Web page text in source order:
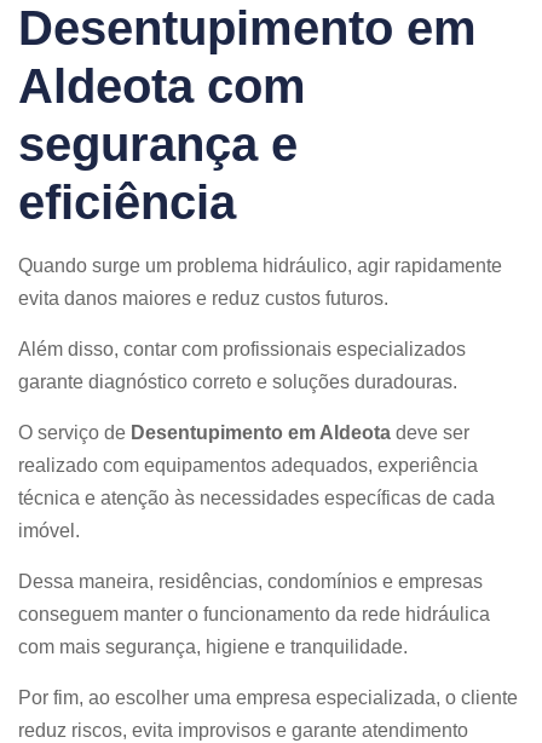
Desentupimento em
Aldeota com
segurança e
eficiência
Quando surge um problema hidráulico, agir rapidamente
evita danos maiores e reduz custos futuros.
Além disso, contar com profissionais especializados
garante diagnóstico correto e soluções duradouras.
O serviço de Desentupimento em Aldeota deve ser
realizado com equipamentos adequados, experiência
técnica e atenção às necessidades específicas de cada
imóvel.
Dessa maneira, residências, condomínios e empresas
conseguem manter o funcionamento da rede hidráulica
com mais segurança, higiene e tranquilidade.
Por fim, ao escolher uma empresa especializada, o cliente
reduz riscos, evita improvisos e garante atendimento